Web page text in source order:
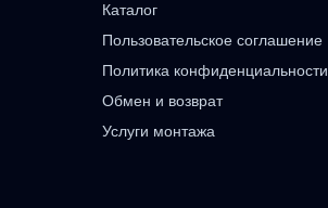
Каталог
Пользовательское соглашение
Политика конфиденциальности
Обмен и возврат
Услуги монтажа